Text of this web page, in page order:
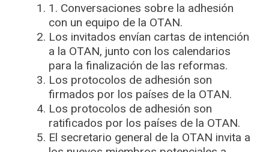
1. Conversaciones sobre la adhesión
con un equipo de la OTAN.
Los invitados envían cartas de intención
a la OTAN, junto con los calendarios
para la finalización de las reformas.
Los protocolos de adhesión son
firmados por los países de la OTAN.
Los protocolos de adhesión son
ratificados por los países de la OTAN.
El secretario general de la OTAN invita a